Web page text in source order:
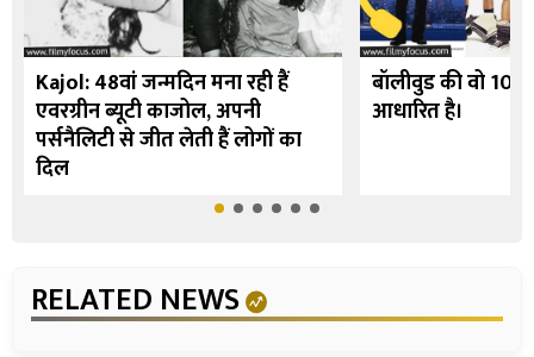
Kajol: 48वां जन्मदिन मना रही हैं
एवरग्रीन ब्यूटी काजोल, अपनी
पर्सनैलिटी से जीत लेती हैं लोगों का
दिल
बॉलीवुड की वो 10
आधारित है।
RELATED NEWS